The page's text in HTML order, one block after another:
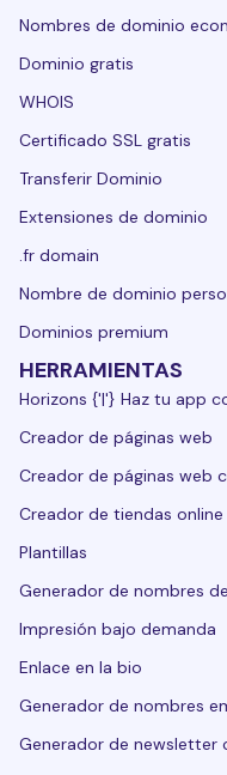
Nombres de dominio
Dominio gratis
WHOIS
Certificado SSL gratis
Transferir Dominio
Extensiones de dominio
.fr domain
Nombre de dominio
Dominios premium
HERRAMIENTAS
Horizons {'|'} Haz tu app
Creador de páginas web
Creador de páginas web
Creador de tiendas online
Plantillas
Generador de nombres
Impresión bajo demanda
Enlace en la bio
Generador de nombres
Generador de newsletter